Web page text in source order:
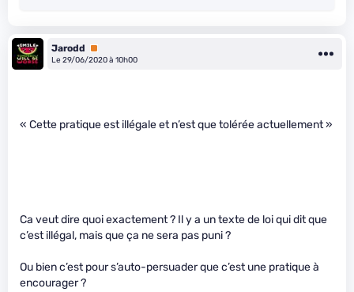
Jarodd
Premium
Le 29/06/2020 à 10h00
« Cette pratique est illégale et n’est que tolérée actuellement »
Ca veut dire quoi exactement ? Il y a un texte de loi qui dit que
c’est illégal, mais que ça ne sera pas puni ?
Ou bien c’est pour s’auto-persuader que c’est une pratique à
encourager ?